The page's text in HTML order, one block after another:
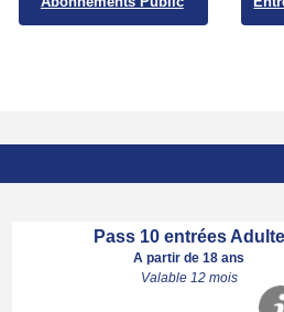
Pass 10 entrées Adulte
A partir de 18 ans
Valable 12 mois